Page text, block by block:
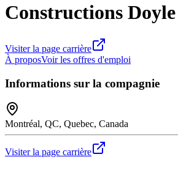
Constructions
Visiter la page carrière
À proposVoir les offres d'emploi
Informations sur la compagnie
Montréal, QC, Quebec, Canada
Visiter la page carrière